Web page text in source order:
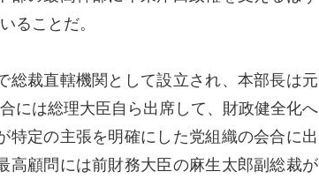
ることだ。
総裁直轄機関として設立され、本部長は元
には総理大臣自ら出席して、財政健全化へ
特定の主張を明確にした党組織の会合に出
高顧問には前財務大臣の麻生太郎副総裁が